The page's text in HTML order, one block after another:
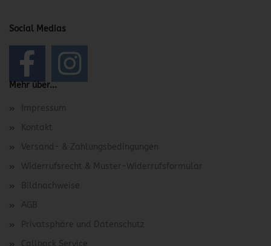
Social Medias
Mehr über...
Impressum
Kontakt
Versand- & Zahlungsbedingungen
Widerrufsrecht & Muster-Widerrufsformular
Bildnachweise
AGB
Privatsphäre und Datenschutz